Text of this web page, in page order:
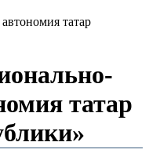
татар
татар